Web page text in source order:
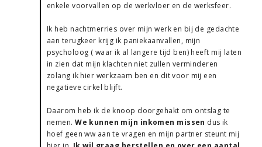
enkele voorvallen op de werkvloer en de werksfeer.
Ik heb nachtmerries over mijn werk en bij de gedachte
aan terugkeer krijg ik paniekaanvallen, mijn
psycholoog ( waar ik al langere tijd ben) heeft mij laten
in zien dat mijn klachten niet zullen verminderen
zolang ik hier werkzaam ben en dit voor mij een
negatieve cirkel blijft.
Daarom heb ik de knoop doorgehakt om ontslag te
nemen.We kunnen mijn inkomen missen dus ik
hoef geen ww aan te vragen en mijn partner steunt mij